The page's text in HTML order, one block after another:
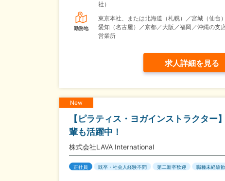
社）
勤務地
東京本社、または北海道（札幌）／宮城（仙台
愛知（名古屋）／京都／大阪／福岡／沖縄の支
営業所
求人詳細を見る
New
【ピラティス・ヨガインストラクタ
輩も活躍中！
株式会社LAVA International
正社員 既卒・社会人経験不問 第二新卒歓迎 職種未経験